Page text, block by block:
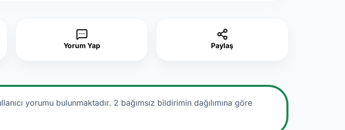
Yorum Yap Paylaş
yorumu bulunmaktadır. 2 bağımsız bildirimin dağılımına göre